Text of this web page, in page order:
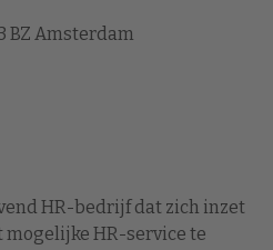
BZ Amsterdam
HR-bedrijf dat zich inzet
mogelijke HR-service te